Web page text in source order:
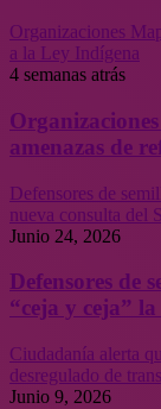
Organizaciones
a la Ley Indígena
4 semanas atrás
amenazas de
Defensores de
nueva consulta del
Junio 24, 2026
Defensores de
“ceja y ceja”
Ciudadanía alerta
desregulado de
Junio 9, 2026